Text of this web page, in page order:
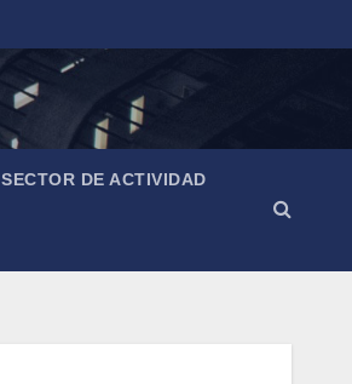
SECTOR DE ACTIVIDAD